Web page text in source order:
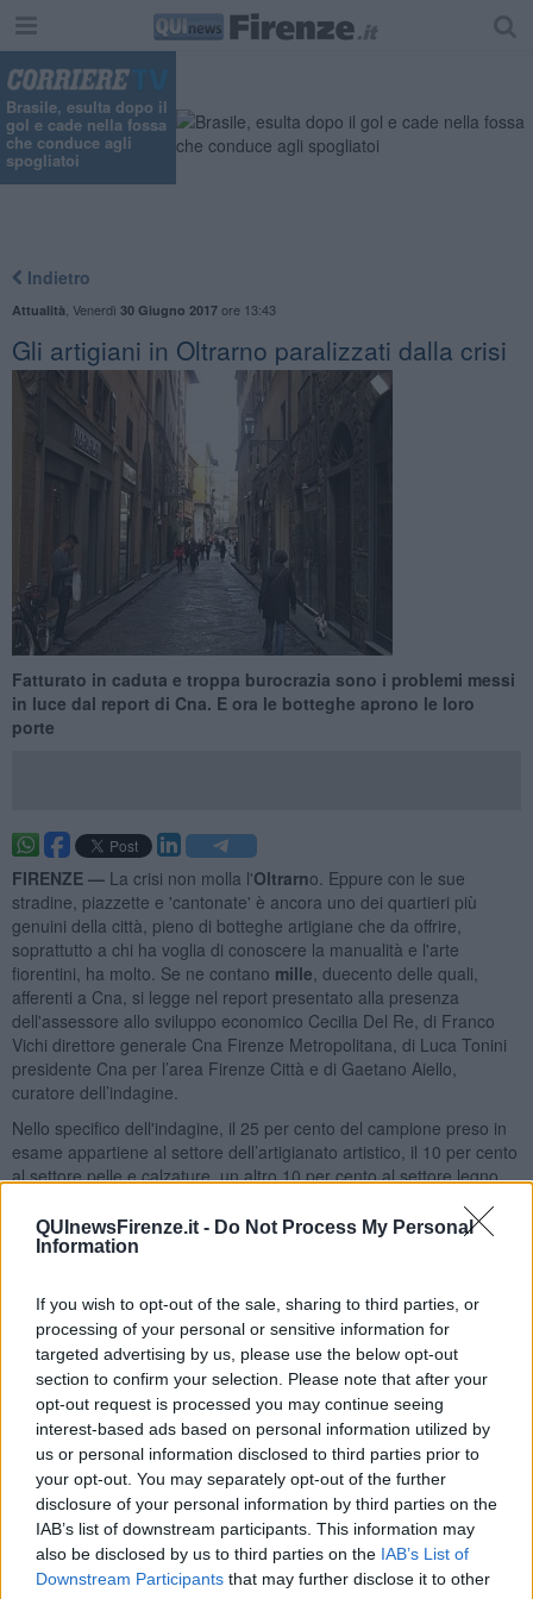
QUInewsFirenze.it - Do Not Process My Personal
Information
If you wish to opt-out of the sale, sharing to third parties, or
processing of your personal or sensitive information for
targeted advertising by us, please use the below opt-out
section to confirm your selection. Please note that after your
opt-out request is processed you may continue seeing
interest-based ads based on personal information utilized by
us or personal information disclosed to third parties prior to
your opt-out. You may separately opt-out of the further
disclosure of your personal information by third parties on the
IAB’s list of downstream participants. This information may
also be disclosed by us to third parties on the IAB’s List of
Downstream Participants that may further disclose it to other
Brasile, esulta dopo il
gol e cade nella fossa
che conduce agli
spogliatoi
Indietro
Attualità Venerdì 30 Giugno 2017ore 13:43
Gli artigiani in Oltrarno paralizzati dalla crisi
Fatturato in caduta e troppa burocrazia sono i problemi messi
in luce dal report di Cna. E ora le botteghe aprono le loro
porte
FIRENZE — La crisi non molla l'Oltrarno. Eppure con le sue
stradine, piazzette e 'cantonate' è ancora uno dei quartieri più
genuini della città, pieno di botteghe artigiane che da offrire,
soprattutto a chi ha voglia di conoscere la manualità e l'arte
fiorentini, ha molto. Se ne contano mille , duecento delle quali,
afferenti a Cna, si legge nel report presentato alla presenza
dell'assessore allo sviluppo economico Cecilia Del Re, di Franco
Vichi direttore generale Cna Firenze Metropolitana, di Luca Tonini
presidente Cna per l’area Firenze Città e di Gaetano Aiello,
curatore dell’indagine.
Nello specifico dell'indagine, il 25 per cento del campione preso in
esame appartiene al settore dell’artigianato artistico, il 10 per cento
al settore pelle e calzature, un altro 10 per cento al settore legno
grafica editoria, il commercio ambulante, la meccanica, hotel,
ristoranti, bar e pubblici esercizi, impiantistica e altri. Tra i problemi
calato nella maggior parte dei casi fino al 34 per cento. Nel 33 per
cento dei casi è rimasto stabile, mentre soltanto nel 28 per cento
dei casi è stato dichiarato in aumento. Per il 2017, il 42 per cento
delle imprese si attende che l'andamento del fatturato si mantenga
stabile, mentre il 25 per cento si aspetta un calo. Solo il 18 per
cento vede rosa e si attende una crescita.
Per quanto riguarda il rapporto delle imprese d’Oltrarno con il
mondo digitale
, il 67 per cento utilizza strumenti digitali,
soprattutto il sito web seguito da Facebook. Quasi nessuno invece
ricorre alla vetrina di Amazon.